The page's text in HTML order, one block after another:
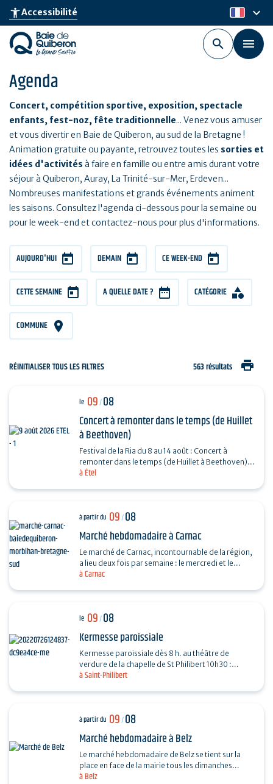
Aller
au
contenu
principal
accessibility_newAccessibilité fr
keyboard_arrow_down
Agenda
Concert, compétition sportive, exposition, spectacle
enfants, fest-noz, fête traditionnelle... Venez vous amuser
et vous divertir en Baie de Quiberon, au sud de la Bretagne !
Animation gratuite ou payante, retrouvez toutes les sorties et
idées d'activités à faire en famille ou entre amis durant votre
séjour à Quiberon, Auray, La Trinité-sur-Mer, Erdeven...
Nombreuses manifestations et grands événements animent
les saisons. Consultez l'agenda ci-dessous pour la semaine ou
pour le week-end et contactez-nous pour plus d'informations.
AUJOURD'HUI DEMAIN CE WEEK-END
CETTE SEMAINE A QUELLE DATE ? CATÉGORIE
COMMUNE
RÉINITIALISER TOUS LES FILTRES 563 résultats print
à Étel
le 09/08
Concert à remonter dans le temps (de Huillet
à Beethoven)
Festival de la Ria du 8 au 14 août : Concert à
remonter dans le temps (de Huillet à Beethoven)
Réservation : www.amicorde.org
à Carnac
à partir du 09/08
Marché hebdomadaire à Carnac
Le marché de Carnac, incontournable de la région,
a lieu deux fois par semaine : le mercredi et le
dimanche, de 7h30 à13h, au parking de Saint-
à Saint-Philibert
le 09/08
Kermesse paroissiale
Kermesse paroissiale dès 8 h. au théâtre de
verdure de la chapelle de St Philibert 10h30 :
messe en plein air
à Belz
à partir du 09/08
Marché hebdomadaire à Belz
Le marché hebdomadaire de Belz se tient sur la
place en face de la mairie tous les dimanches
matins, de 9h à 13h. Fromage, poulet, huitres,